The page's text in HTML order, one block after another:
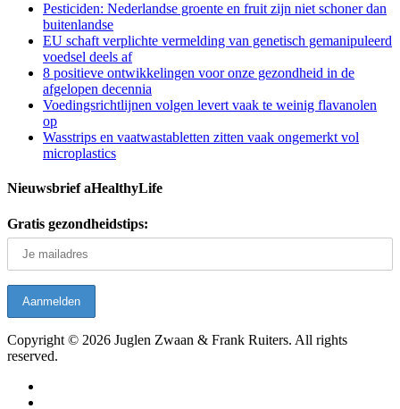
Pesticiden: Nederlandse groente en fruit zijn niet schoner dan
buitenlandse
EU schaft verplichte vermelding van genetisch gemanipuleerd
voedsel deels af
8 positieve ontwikkelingen voor onze gezondheid in de
afgelopen decennia
Voedingsrichtlijnen volgen levert vaak te weinig flavanolen
op
Wasstrips en vaatwastabletten zitten vaak ongemerkt vol
microplastics
Nieuwsbrief aHealthyLife
Gratis gezondheidstips:
Copyright © 2026 Juglen Zwaan & Frank Ruiters. All rights
reserved.